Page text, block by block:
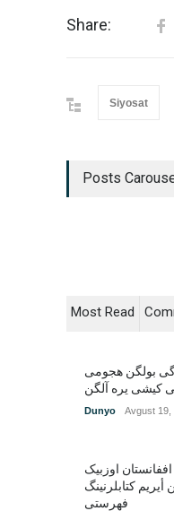
Share:
Siyosat
Posts
Most Read
بولگن هجومی
Dunyo Avgust 19,
اففانستان اوزبیک
أیریم کتابلرنینگ
فهرستی